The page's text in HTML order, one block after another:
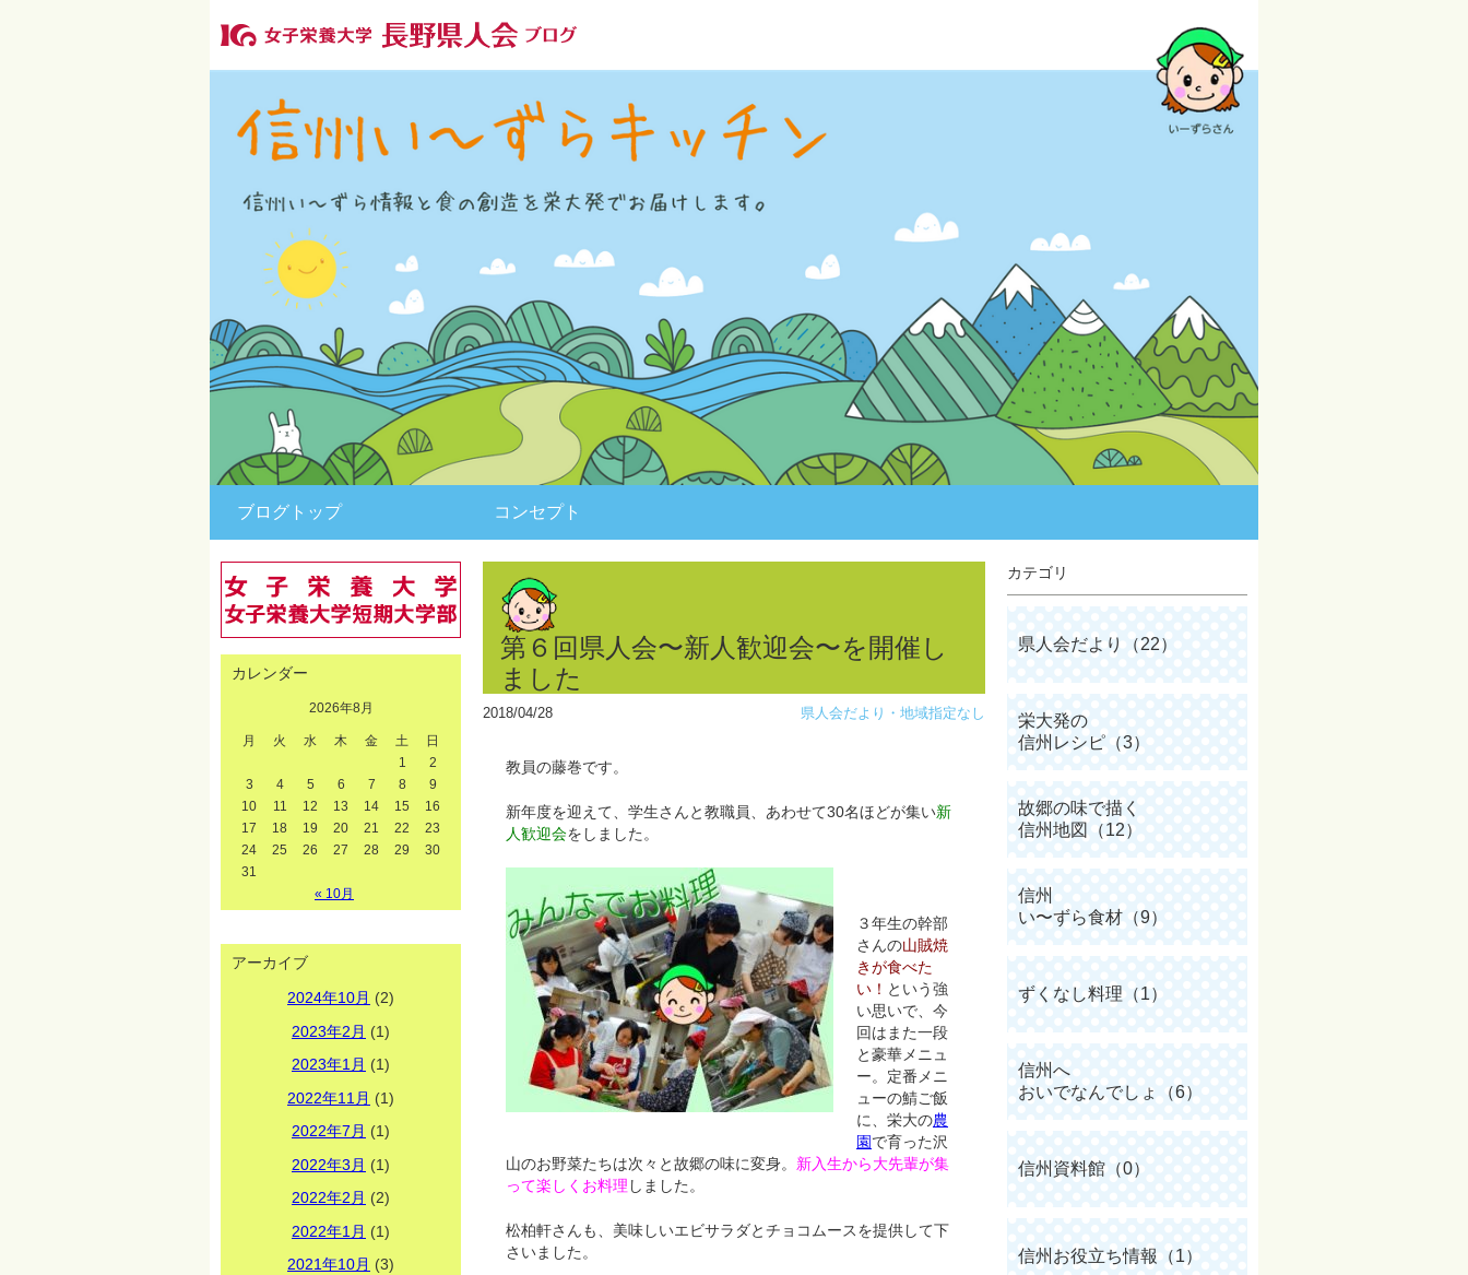
ブログトップ コンセプト
カレンダー
2026年8月
月 火 水 木 金 土
日
1
2
3
4 5 6 7 8
9
10
11 12 13 14 15
16
17
18 19 20 21 22
23
24
25 26 27 28 29
30
31
« 10月
アーカイブ
2024年10月 (2)
2023年2月 (1)
2023年1月 (1)
2022年11月 (1)
2022年7月 (1)
2022年3月 (1)
2022年2月 (2)
2022年1月 (1)
2021年10月 (3)
第６回県人会〜新人歓迎会〜を開催し
ました
2018/04/28 県人会だより・地域指定なし
教員の藤巻です。
新年度を迎えて、学生さんと教職員、あわせて30名ほどが集い新
人歓迎会をしました。
３年生の幹部
さんの山賊焼
きが食べた
い！ という強
い思いで、今
回はまた一段
と豪華メニュ
ー。定番メニ
ューの鯖ご飯
に、栄大の農
園で育った沢
山のお野菜たちは次々と故郷の味に変身。 新入生から大先輩が集
って楽しくお料理 しました。
松柏軒さんも、美味しいエビサラダとチョコムースを提供して下
さいました。
カテゴリ
県人会だより（22）
栄大発の
信州レシピ（3）
故郷の味で描く
信州地図（12）
信州
い〜ずら食材（9）
ずくなし料理（1）
信州へ
おいでなんでしょ（6）
信州資料館（0）
信州お役立ち情報（1）